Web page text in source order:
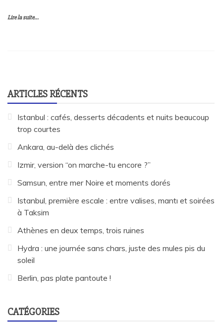
Lire la suite...
ARTICLES RÉCENTS
Istanbul : cafés, desserts décadents et nuits beaucoup
trop courtes
Ankara, au-delà des clichés
Izmir, version “on marche-tu encore ?”
Samsun, entre mer Noire et moments dorés
Istanbul, première escale : entre valises, mantı et soirées
à Taksim
Athènes en deux temps, trois ruines
Hydra : une journée sans chars, juste des mules pis du
soleil
Berlin, pas plate pantoute !
CATÉGORIES